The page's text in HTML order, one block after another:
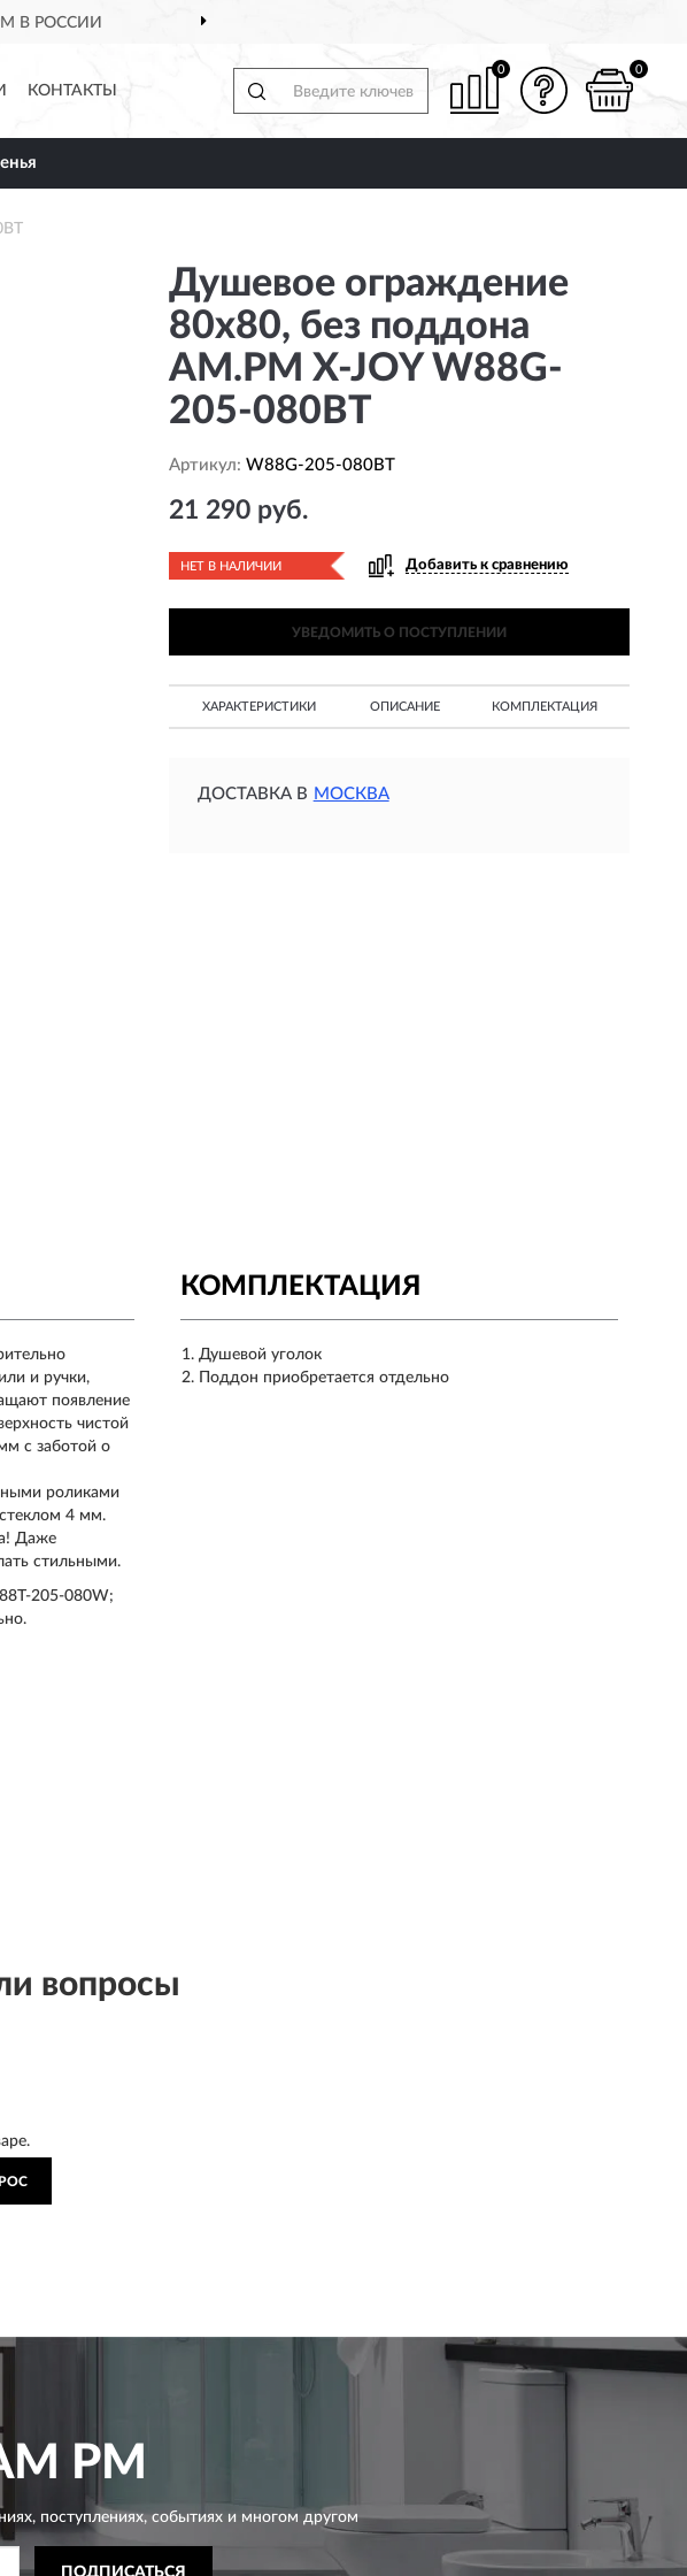
В РОССИИ
КОНТАКТЫ
0 0
Душевое ограждение
80x80, без поддона
AM.PM X-JOY W88G-
205-080BT
Артикул: W88G-205-080BT
21 290 руб.
НЕТ В НАЛИЧИИ Добавить к сравнению
УВЕДОМИТЬ О ПОСТУПЛЕНИИ
ХАРАКТЕРИСТИКИ ОПИСАНИЕ КОМПЛЕКТАЦИЯ
ДОСТАВКА В МОСКВА
КОМПЛЕКТАЦИЯ
Душевой уголок
Поддон приобретается отдельно
и ручки,
появление
чистой
с заботой о
роликами
4 мм.
Даже
стильными.
205-080W;
вопросы
PM
поступлениях, событиях и многом другом
ПОДПИСАТЬСЯ